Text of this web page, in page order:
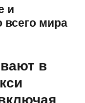
и
всего мира
в